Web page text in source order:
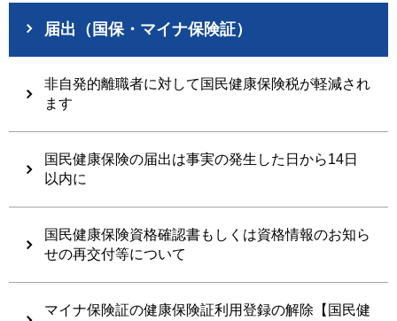
届出（国保・マイナ保険証）
非自発的離職者に対して国民健康保険税が軽減され
ます
国民健康保険の届出は事実の発生した日から14日
以内に
国民健康保険資格確認書もしくは資格情報のお知ら
せの再交付等について
マイナ保険証の健康保険証利用登録の解除【国民健